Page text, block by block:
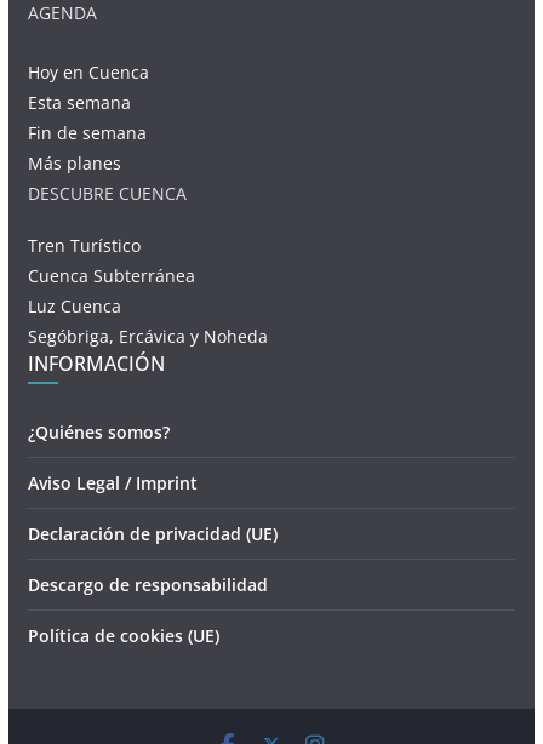
AGENDA
Hoy en Cuenca
Esta semana
Fin de semana
Más planes
DESCUBRE CUENCA
Tren Turístico
Cuenca Subterránea
Luz Cuenca
Segóbriga, Ercávica y Noheda
INFORMACIÓN
¿Quiénes somos?
Aviso Legal / Imprint
Declaración de privacidad (UE)
Descargo de responsabilidad
Política de cookies (UE)